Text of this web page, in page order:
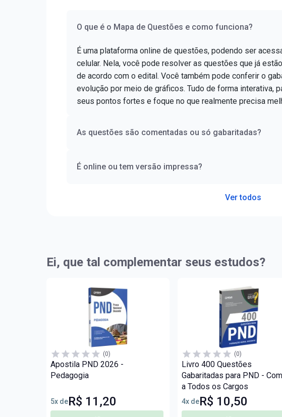
O que é o Mapa de Questões e como funciona?
É uma plataforma online de questões, podendo ser
celular. Nela, você pode resolver as questões que já
de acordo com o edital. Você também pode conferir o
evolução por meio de gráficos. Tudo de forma interativa,
seus pontos fortes e foque no que realmente precisa
As questões são comentadas ou só gabaritadas?
É online ou tem versão impressa?
Ver todos
Ei, que tal complementar seus estudos?
(0)
Apostila PND 2026 -
Pedagogia
5x deR$ 11,20
(0)
Livro 400 Questões
Gabaritadas para PND -
a Todos os Cargos
4x deR$ 10,50